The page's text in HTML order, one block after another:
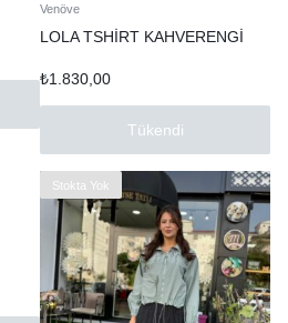
Venöve
LOLA TSHİRT KAHVERENGİ
₺1.830,00
Tükendi
Stokta Yok